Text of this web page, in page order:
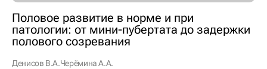
Половое развитие в норме и при
патологии: от мини-пубертата до задержки
полового созревания
Денисов В.А.Черёмина А.А.